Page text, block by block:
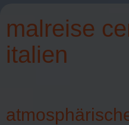
malreise
italien